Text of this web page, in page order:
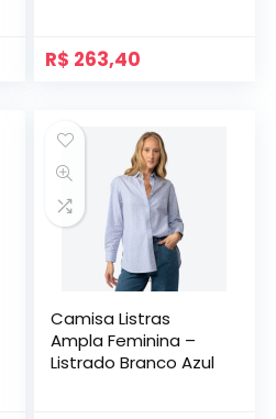
R$ 263,40
Camisa Listras
Ampla Feminina –
Listrado Branco Azul